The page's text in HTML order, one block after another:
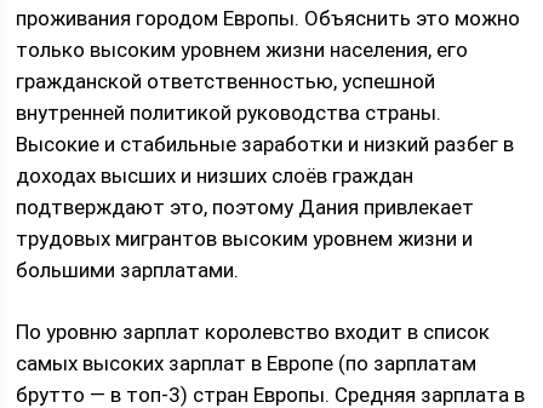
проживания городом Европы. Объяснить это можно
только высоким уровнем жизни населения, его
гражданской ответственностью, успешной
внутренней политикой руководства страны.
Высокие и стабильные заработки и низкий разбег в
доходах высших и низших слоёв граждан
подтверждают это, поэтому Дания привлекает
трудовых мигрантов высоким уровнем жизни и
большими зарплатами.
По уровню зарплат королевство входит в список
самых высоких зарплат в Европе (по зарплатам
брутто — в топ-3) стран Европы. Средняя зарплата в